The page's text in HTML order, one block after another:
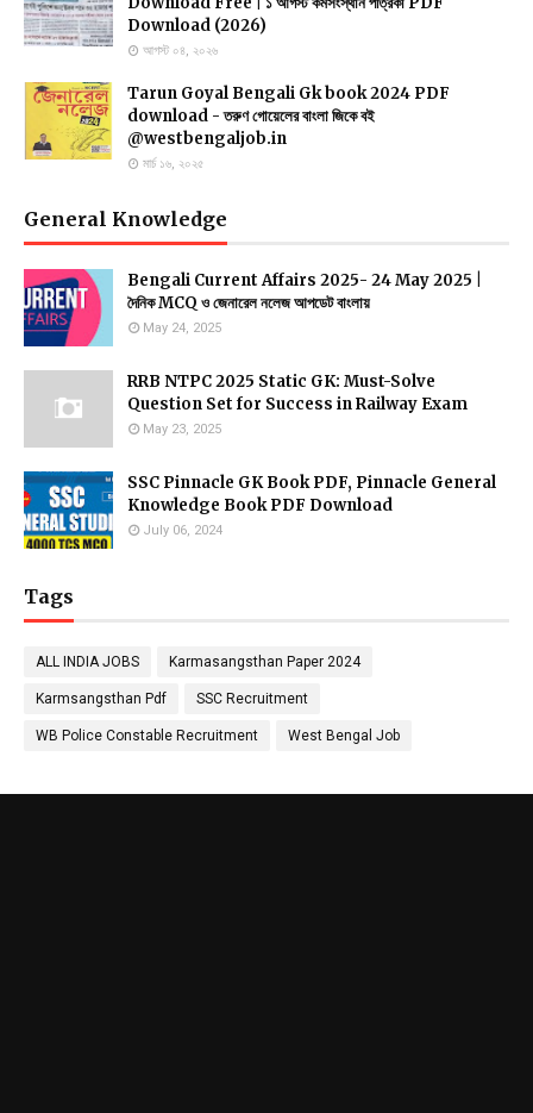
Download (2026)
আগস্ট ০৪, ২০২৬
Tarun Goyal Bengali Gk book 2024 PDF
download - তরুণ গোয়েলের বাংলা জিকে বই
@westbengaljob.in
মার্চ ১৬, ২০২৫
General Knowledge
Bengali Current Affairs 2025- 24 May 2025 |
দৈনিক MCQ ও জেনারেল নলেজ আপডেট বাংলায়
May 24, 2025
RRB NTPC 2025 Static GK: Must-Solve
Question Set for Success in Railway Exam
May 23, 2025
SSC Pinnacle GK Book PDF, Pinnacle General
Knowledge Book PDF Download
July 06, 2024
Tags
ALL INDIA JOBS Karmasangsthan Paper 2024
Karmsangsthan Pdf SSC Recruitment
WB Police Constable Recruitment West Bengal Job